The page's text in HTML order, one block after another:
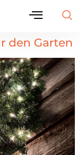
den Garten